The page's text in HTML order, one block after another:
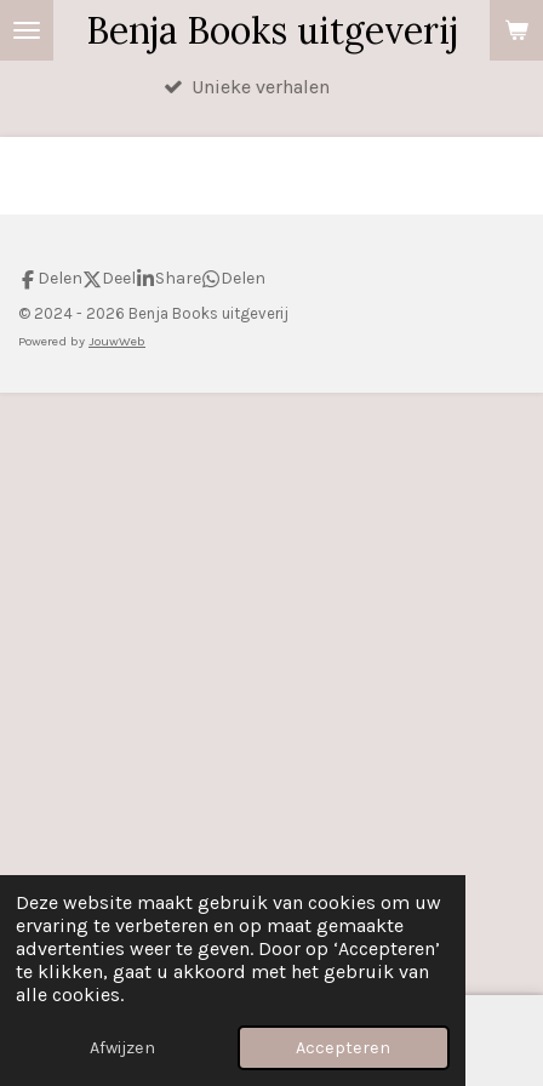
Deze website maakt gebruik van cookies om uw
ervaring te verbeteren en op maat gemaakte
advertenties weer te geven. Door op ‘Accepteren’
te klikken, gaat u akkoord met het gebruik van
alle cookies.
Afwijzen Accepteren
Ga
direct
Benja Books uitgeverij
Unieke verhalen
Delen Deel Share Delen
© 2024 - 2026 Benja Books uitgeverij
Powered by JouwWeb